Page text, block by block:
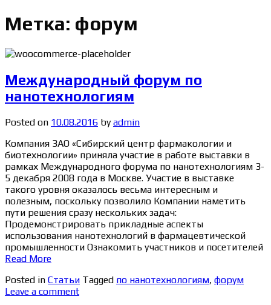
Метка: форум
Международный форум по
нанотехнологиям
Posted on 10.08.2016 byadmin
Компания ЗАО «Сибирский центр фармакологии и
биотехнологии» приняла участие в работе выставки в
рамках Международного форума по нанотехнологиям 3-
5 декабря 2008 года в Москве. Участие в выставке
такого уровня оказалось весьма интересным и
полезным, поскольку позволило Компании наметить
пути решения сразу нескольких задач:
Продемонстрировать прикладные аспекты
использования нанотехнологий в фармацевтической
промышленности Ознакомить участников и посетителей
Read More
Posted in Статьи Tagged по нанотехнологиям, форум
Leave a comment